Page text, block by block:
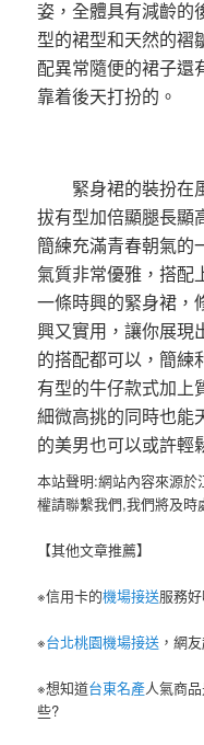
姿，全體具有減齡的
型的裙型和天然的褶
配異常隨便的裙子還
靠着後天打扮的。
緊身裙的裝扮在
拔有型加倍顯腿長顯
簡練充滿青春朝氣的
氣質非常優雅，搭配
一條時興的緊身裙，
興又實用，讓你展現
的搭配都可以，簡練
有型的牛仔款式加上
細微高挑的同時也能
的美男也可以或許輕
本站聲明:網站內容來源
權請聯繫我們,我們將及時
【其他文章推薦】
※信用卡的機場接送服務
※台北桃園機場接送 ，網
※想知道台東名產人氣商
些?